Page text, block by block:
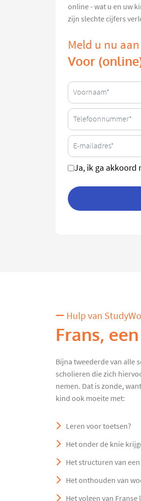
online - wat u en uw
zijn slechte cijfers
Meld u nu aan
Voor
Ja, ik ga akkoord
Hulp van
Frans,
Bijna tweederde van alle
scholieren die zich
nemen. Dat is zonde,
kind ook moeite met:
Leren voor toetsen?
Het onder de knie
Het structuren van
Het onthouden van
Het volgen van